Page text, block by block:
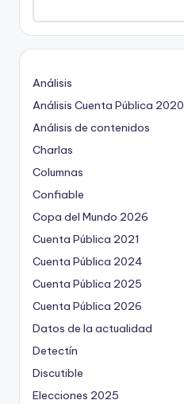
Análisis
Análisis Cuenta Pública 2020
Análisis de contenidos
Charlas
Columnas
Confiable
Copa del Mundo 2026
Cuenta Pública 2021
Cuenta Pública 2024
Cuenta Pública 2025
Cuenta Pública 2026
Datos de la actualidad
Detectín
Discutible
Elecciones 2025